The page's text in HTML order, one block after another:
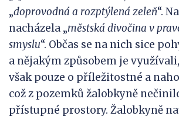
„doprovodná a rozptýlená zeleň“.
nacházela „městská divočina v
smyslu“. Občas se na nich sice
a nějakým způsobem je
však pouze o příležitostné a
což z pozemků žalobkyně
přístupné prostory. Žalobkyně